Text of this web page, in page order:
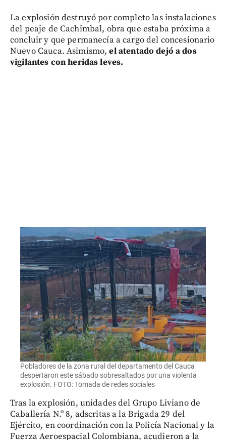
La explosión destruyó por completo las instalaciones
del peaje de Cachimbal, obra que estaba próxima a
concluir y que permanecía a cargo del concesionario
Nuevo Cauca. Asimismo,el atentado dejó a dos
vigilantes con heridas leves.
Pobladores de la zona rural del departamento del Cauca
despertaron este sábado sobresaltados por una violenta
explosión. FOTO: Tomada de redes sociales
Tras la explosión, unidades del Grupo Liviano de
Caballería N.º 8, adscritas a la Brigada 29 del
Ejército, en coordinación con la Policía Nacional y la
Fuerza Aeroespacial Colombiana, acudieron a la